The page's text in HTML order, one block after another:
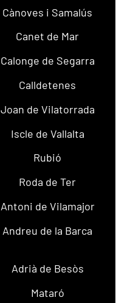
Cànoves i Samalús
Canet de Mar
Calonge de Segarra
Calldetenes
Joan de Vilatorrada
Iscle de Vallalta
Rubió
Roda de Ter
Antoni de Vilamajor
Andreu de la Barca
Adrià de Besòs
Mataró